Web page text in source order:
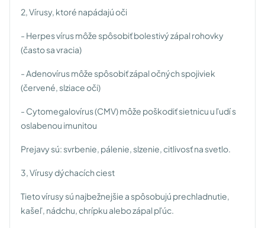
2, Vírusy, ktoré napádajú oči
- Herpes vírus môže spôsobiť bolestivý zápal rohovky
(často sa vracia)
- Adenovírus môže spôsobiť zápal očných spojiviek
(červené, slziace oči)
- Cytomegalovírus (CMV) môže poškodiť sietnicu u ľudí s
oslabenou imunitou
Prejavy sú: svrbenie, pálenie, slzenie, citlivosť na svetlo.
3, Vírusy dýchacích ciest
Tieto vírusy sú najbežnejšie a spôsobujú prechladnutie,
kašeľ, nádchu, chrípku alebo zápal pľúc.